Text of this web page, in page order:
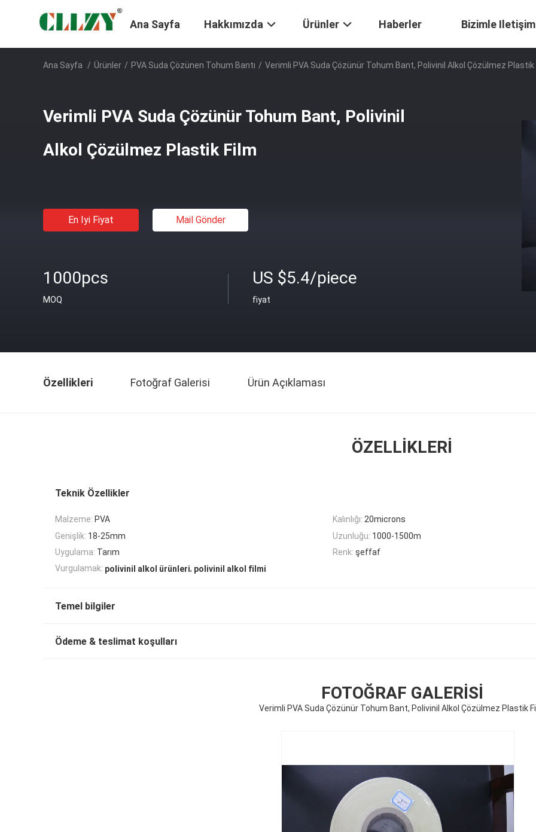
Ana Sayfa Hakkımızda Ürünler Haberler Bizimle
Ana Sayfa / Ürünler / PVA Suda Çözünen Tohum Bantı / Verimli PVA Suda Çözünür Tohum Bant, Polivinil Alkol Çözülmez Plastik
Verimli PVA Suda Çözünür Tohum Bant, Polivinil
Alkol Çözülmez Plastik Film
En Iyi Fiyat Mail Gönder
1000pcs
MOQ
US $5.4/piece
fiyat
Özellikleri Fotoğraf Galerisi Ürün Açıklaması
ÖZELLIKLERI
Teknik Özellikler
Malzeme: PVA Kalınlığı: 20microns
Genişlik: 18-25mm Uzunluğu: 1000-1500m
Uygulama: Tarım Renk: şeffaf
Vurgulamak: polivinil alkol ürünleri, polivinil alkol filmi
Temel bilgiler
Ödeme & teslimat koşulları
FOTOĞRAF GALERISI
Verimli PVA Suda Çözünür Tohum Bant, Polivinil Alkol Çözülmez Plastik